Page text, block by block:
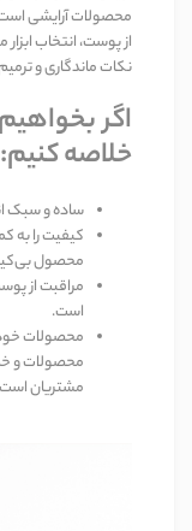
محصولات آرایشی
از پوست، انتخاب
نکات ماندگاری و
اگر
خلاصه کنیم:
ساده و سبک
کیفیت را به
محصول
مراقبت از
است.
محصولات خود
محصولات و
مشتریان است